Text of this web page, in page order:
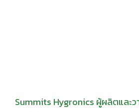
Summits Hygronics ผู้ผลิตและ